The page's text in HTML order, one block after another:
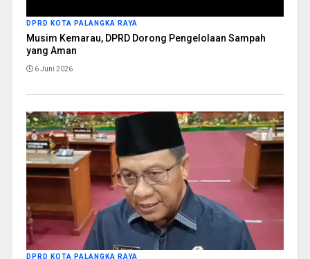
DPRD KOTA PALANGKA RAYA
Musim Kemarau, DPRD Dorong Pengelolaan Sampah
yang Aman
6 Juni 2026
DPRD KOTA PALANGKA RAYA